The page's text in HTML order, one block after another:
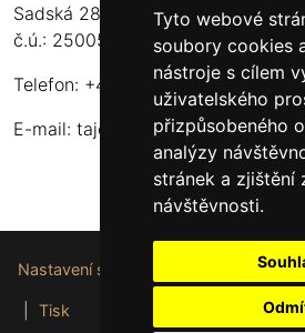
Tyto webové
soubory cookies
nástroje s cílem
uživatelského
přizpůsobeného
analýzy
stránek a zjištění
návštěvnosti.
Sadská 289 12
č.ú.: 2500556717/2010
Telefon: +420 724 135 536
E-mail: tajemnik@schkk.cz
Nastavení souborů cookie
Tisk